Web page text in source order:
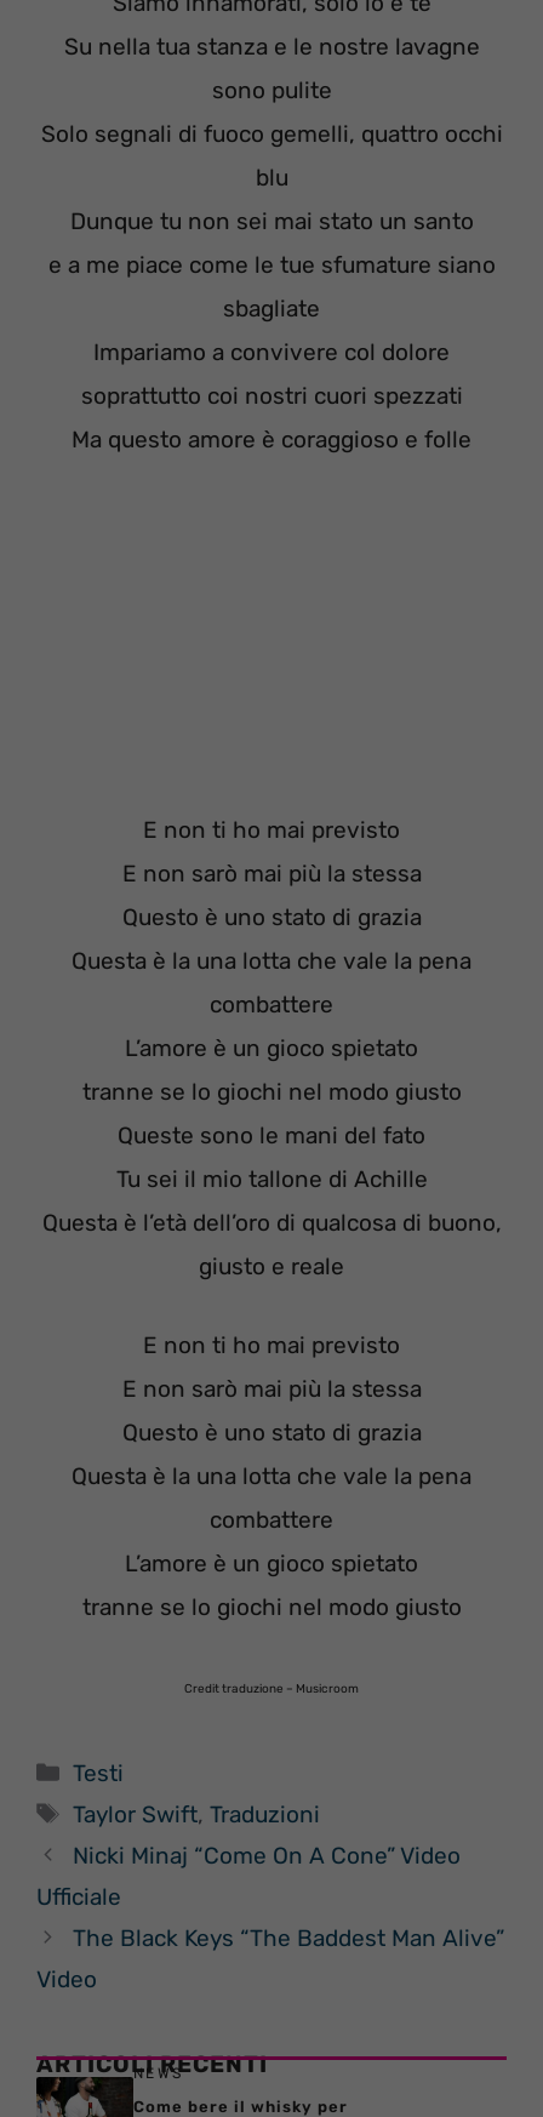
Su nella tua stanza e le nostre lavagne
sono pulite
Solo segnali di fuoco gemelli, quattro occhi
blu
Dunque tu non sei mai stato un santo
e a me piace come le tue sfumature siano
sbagliate
Impariamo a convivere col dolore
soprattutto coi nostri cuori spezzati
Ma questo amore è coraggioso e folle
E non ti ho mai previsto
E non sarò mai più la stessa
Questo è uno stato di grazia
Questa è la una lotta che vale la pena
combattere
L’amore è un gioco spietato
tranne se lo giochi nel modo giusto
Queste sono le mani del fato
Tu sei il mio tallone di Achille
Questa è l’età dell’oro di qualcosa di buono,
giusto e reale
E non ti ho mai previsto
E non sarò mai più la stessa
Questo è uno stato di grazia
Questa è la una lotta che vale la pena
combattere
L’amore è un gioco spietato
tranne se lo giochi nel modo giusto
Credit traduzione – Musicroom
Categorie
Testi
Tag
Taylor Swift,Traduzioni
Nicki Minaj “Come On A Cone” Video
Ufficiale
The Black Keys “The Baddest Man Alive”
Video
ARTICOLI RECENTI
NEWS
Come bere il whisky per